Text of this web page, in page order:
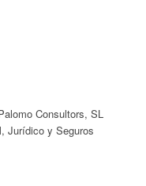
Consultors, SL
Jurídico y Seguros